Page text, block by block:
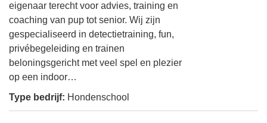
eigenaar terecht voor advies, training en
coaching van pup tot senior. Wij zijn
gespecialiseerd in detectietraining, fun,
privébegeleiding en trainen
beloningsgericht met veel spel en plezier
op een indoor…
Type bedrijf: Hondenschool